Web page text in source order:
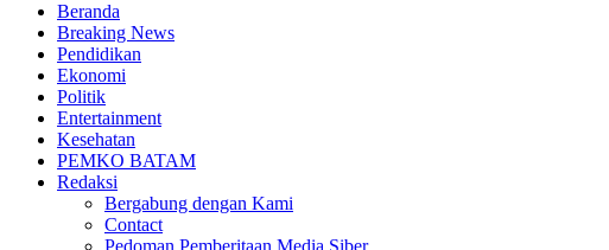
Beranda
Breaking News
Pendidikan
Ekonomi
Politik
Entertainment
Kesehatan
PEMKO BATAM
Redaksi
Bergabung dengan Kami
Contact
Pedoman Pemberitaan Media Siber